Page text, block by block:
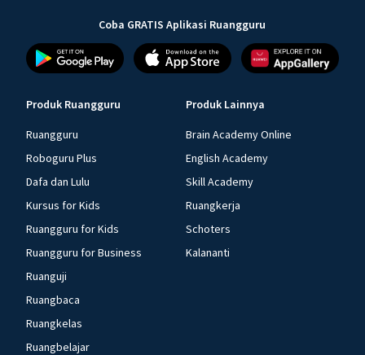
Coba GRATIS Aplikasi Ruangguru
Produk Ruangguru
Ruangguru
Roboguru Plus
Dafa dan Lulu
Kursus for Kids
Ruangguru for Kids
Ruangguru for Business
Ruanguji
Ruangbaca
Ruangkelas
Ruangbelajar
Produk Lainnya
Brain Academy Online
English Academy
Skill Academy
Ruangkerja
Schoters
Kalananti